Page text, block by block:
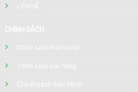
LIÊN HỆ
CHÍNH SÁCH
Chính sách thanh toán
Chính sách bán hàng
Chính sách bảo hành